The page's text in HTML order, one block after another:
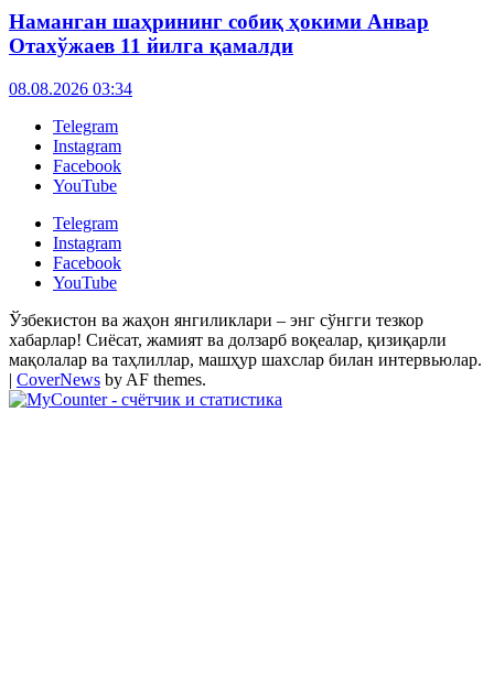
Наманган шаҳрининг собиқ ҳокими Анвар
Отахўжаев 11 йилга қамалди
08.08.2026 03:34
Telegram
Instagram
Facebook
YouTube
Telegram
Instagram
Facebook
YouTube
Ўзбекистон ва жаҳон янгиликлари – энг сўнгги тезкор
хабарлар! Сиёсат, жамият ва долзарб воқеалар, қизиқарли
мақолалар ва таҳлиллар, машҳур шахслар билан интервьюлар.
| CoverNews by AF themes.